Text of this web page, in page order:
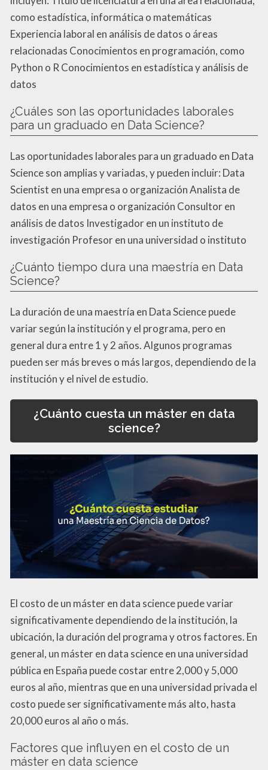
como estadística, informática o matemáticas
Experiencia laboral en análisis de datos o áreas
relacionadas Conocimientos en programación, como
Python o R Conocimientos en estadística y análisis de
datos
¿Cuáles son las oportunidades laborales
para un graduado en Data Science?
Las oportunidades laborales para un graduado en Data
Science son amplias y variadas, y pueden incluir: Data
Scientist en una empresa o organización Analista de
datos en una empresa o organización Consultor en
análisis de datos Investigador en un instituto de
investigación Profesor en una universidad o instituto
¿Cuánto tiempo dura una maestría en Data
Science?
La duración de una maestría en Data Science puede
variar según la institución y el programa, pero en
general dura entre 1 y 2 años. Algunos programas
pueden ser más breves o más largos, dependiendo de la
institución y el nivel de estudio.
¿Cuánto cuesta un máster en data
science?
El costo de un máster en data science puede variar
significativamente dependiendo de la institución, la
ubicación, la duración del programa y otros factores. En
general, un máster en data science en una universidad
pública en España puede costar entre 2,000 y 5,000
euros al año, mientras que en una universidad privada el
costo puede ser significativamente más alto, hasta
20,000 euros al año o más.
Factores que influyen en el costo de un
máster en data science